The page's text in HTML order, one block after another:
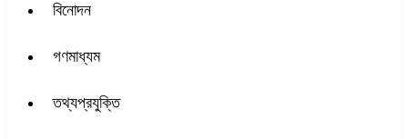
বিনোদন
গণমাধ্যম
তথ্যপ্রযুক্তি